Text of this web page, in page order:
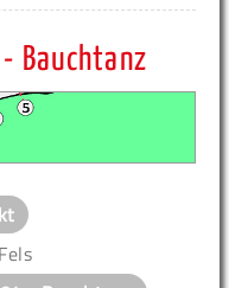
Bauchtanz